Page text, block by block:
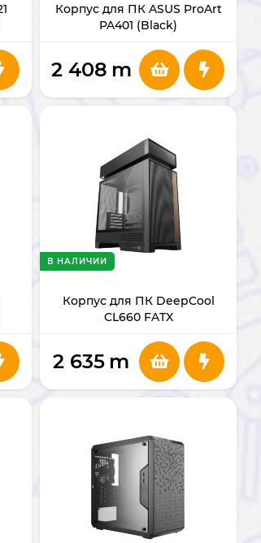
Корпус для ПК ASUS ProArt
PA401 (Black)
2 408 m
Корпус для ПК DeepCool
CL660 FATX
В НАЛИЧИИ
2 635 m